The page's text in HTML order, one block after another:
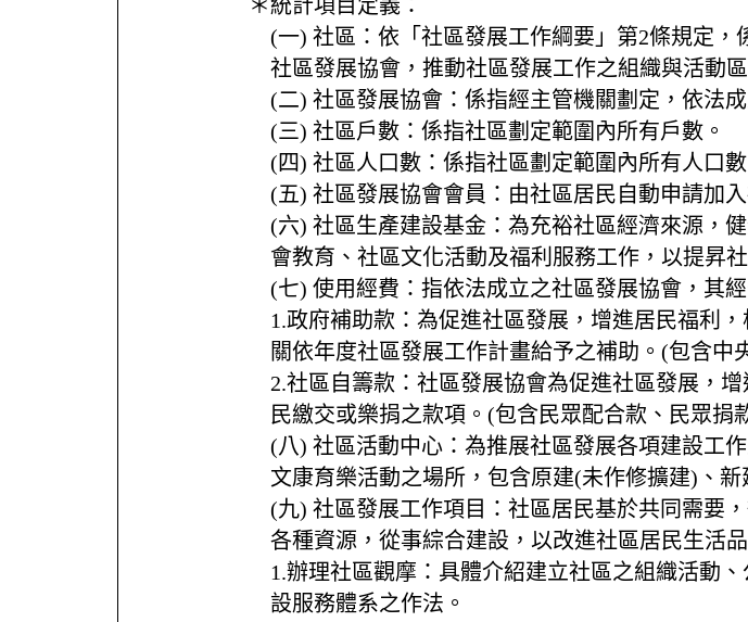
＊統計項目定義：
(一) 社區：依「社區發展工作綱要」第2條規定
社區發展協會，推動社區發展工作之組織與活動區
(二) 社區發展協會：係指經主管機關劃定，依法
(三) 社區戶數：係指社區劃定範圍內所有戶數。
(四) 社區人口數：係指社區劃定範圍內所有人口數
(五) 社區發展協會會員：由社區居民自動申請加
(六) 社區生產建設基金：為充裕社區經濟來源，
會教育、社區文化活動及福利服務工作，以提昇
(七) 使用經費：指依法成立之社區發展協會，其經
1.政府補助款：為促進社區發展，增進居民福利
關依年度社區發展工作計畫給予之補助。(包含
2.社區自籌款：社區發展協會為促進社區發展，
民繳交或樂捐之款項。(包含民眾配合款、民眾捐
(八) 社區活動中心：為推展社區發展各項建設工
文康育樂活動之場所，包含原建(未作修擴建)、
(九) 社區發展工作項目：社區居民基於共同需要
各種資源，從事綜合建設，以改進社區居民生活品
1.辦理社區觀摩：具體介紹建立社區之組織活動
設服務體系之作法。